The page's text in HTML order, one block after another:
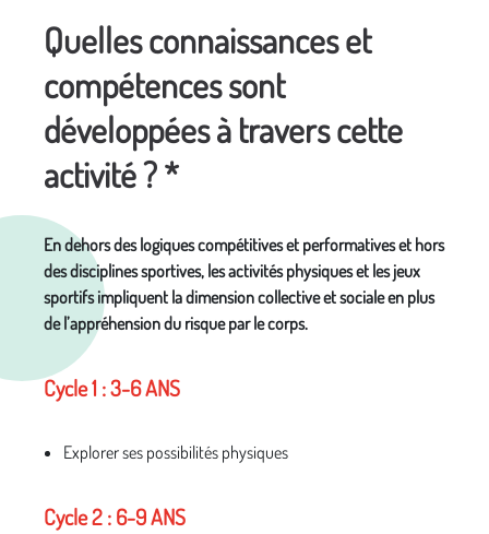
Quelles connaissances et
compétences sont
développées à travers cette
activité ? *
En dehors des logiques compétitives et performatives et hors
des disciplines sportives, les activités physiques et les jeux
sportifs impliquent la dimension collective et sociale en plus
de l’appréhension du risque par le corps.
Cycle 1 : 3-6 ANS
Explorer ses possibilités physiques
Cycle 2 : 6-9 ANS